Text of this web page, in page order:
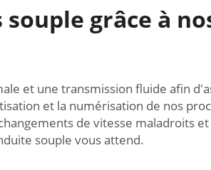
grâce à
et une transmission fluide afin
et la numérisation de nos
de vitesse maladroits
souple vous attend.